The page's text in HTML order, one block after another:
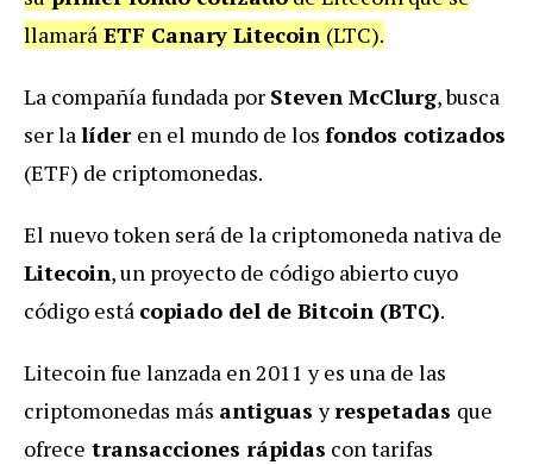
llamará ETF Canary Litecoin (LTC).
La compañía fundada por Steven McClurg, busca
ser lalíder en el mundo de los fondos cotizados
(ETF) de criptomonedas.
El nuevo token será de la criptomoneda nativa de
Litecoin, un proyecto de código abierto cuyo
código está copiado del de Bitcoin (BTC).
Litecoin fue lanzada en 2011 y es una de las
criptomonedas más antiguasyrespetadas que
ofrece transacciones rápidas con tarifas